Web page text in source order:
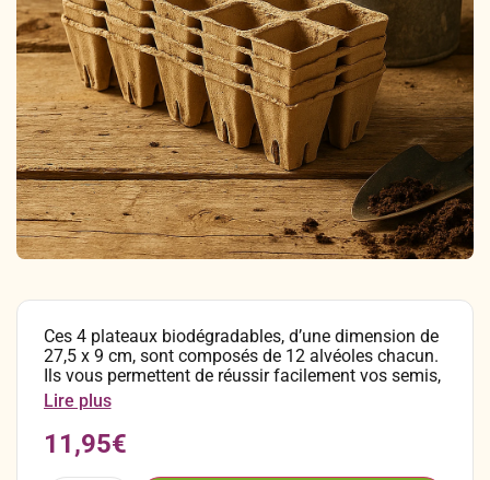
Aromatiques & Comestibles
Fleurs, Prairies, Engrais verts
Accesoires de Jardinage
Coffrets & Idées Cadeaux
Faire-part à semer
Découvertes végétales
Plantes & Gastronomie
Bricolage & Inspirations
Ateliers & Evènements
Visitez notre magasin
Maraichers & Revendeurs
Ces 4 plateaux biodégradables, d’une dimension de
27,5 x 9 cm, sont composés de 12 alvéoles chacun.
Ils vous permettent de réussir facilement vos semis,
qu’il s’agisse de légumes, d’herbes aromatiques ou
de fleurs.
Lire plus
11,95€